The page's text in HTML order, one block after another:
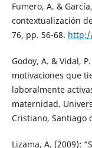
Fumero, A. &
contextualización
76, pp. 56-68.
Godoy, A. & Vidal,
motivaciones que
laboralmente
maternidad.
Cristiano, Santiago
Lizama, A. (2009):